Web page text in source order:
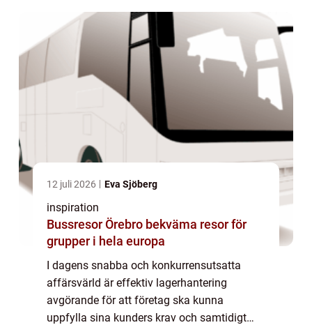
12 juli 2026 Eva Sjöberg
inspiration
Bussresor Örebro bekväma resor för
grupper i hela europa
I dagens snabba och konkurrensutsatta
affärsvärld är effektiv lagerhantering
avgörande för att företag ska kunna
uppfylla sina kunders krav och samtidigt